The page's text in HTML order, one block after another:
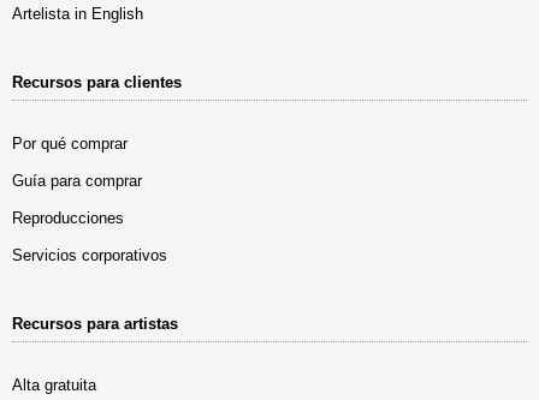
Artelista in English
Recursos para clientes
Por qué comprar
Guía para comprar
Reproducciones
Servicios corporativos
Recursos para artistas
Alta gratuita